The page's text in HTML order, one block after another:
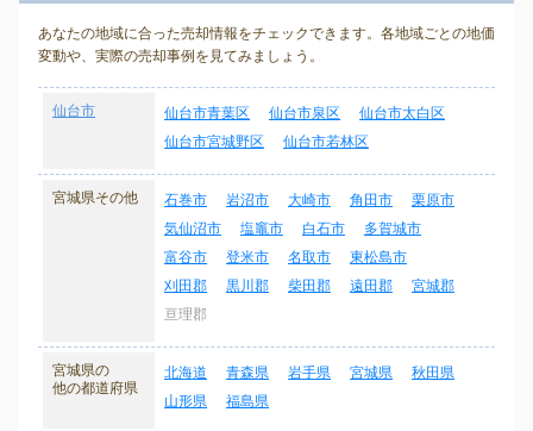
あなたの地域に合った売却情報をチェックできます。各地域ごとの地価
変動や、実際の売却事例を見てみましょう。
仙台市 仙台市青葉区 仙台市泉区
仙台市太白区
仙台市宮城野区
仙台市若林区
宮城県その他 石巻市 岩沼市 大崎市 角田市
栗原市
気仙沼市
塩竈市 白石市
多賀城市
富谷市
登米市 名取市
東松島市
刈田郡
黒川郡 柴田郡 遠田郡
宮城郡
亘理郡
宮城県の
他の都道府県
北海道 青森県 岩手県 宮城県
秋田県
山形県
福島県